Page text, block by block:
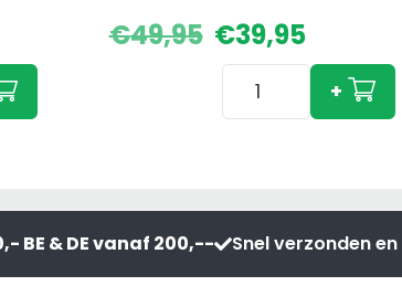
€49,95
Oorspronkelijke
€39,95
Huidige
Brantner
+
BE & DE vanaf 200,-- Snel verzonden en